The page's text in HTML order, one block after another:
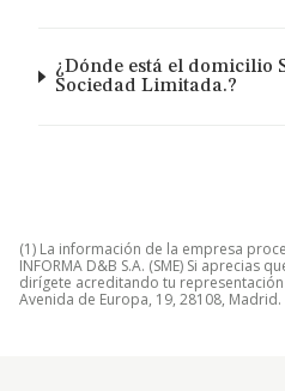
¿Dónde está el domicilio
Sociedad Limitada.?
(1) La información de la empresa
INFORMA D&B S.A. (SME) Si aprecias
dirígete acreditando tu
Avenida de Europa, 19, 28108, Madrid.